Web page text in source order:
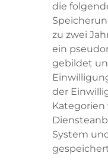
die
zu zwei
ein
gebildet
der
Kategorien
System